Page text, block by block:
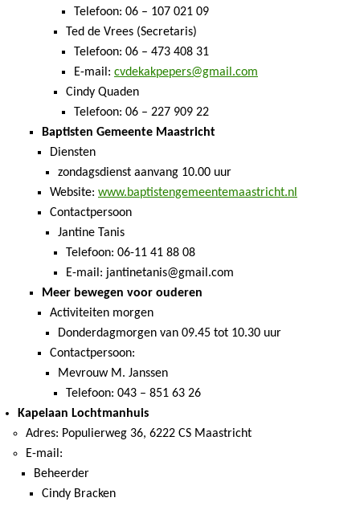
Telefoon: 06 – 107 021 09
Ted de Vrees (Secretaris)
Telefoon: 06 – 473 408 31
E-mail: cvdekakpepers@gmail.com
Cindy Quaden
Telefoon: 06 – 227 909 22
Baptisten Gemeente Maastricht
Diensten
zondagsdienst aanvang 10.00 uur
Website: www.baptistengemeentemaastricht.nl
Contactpersoon
Jantine Tanis
Telefoon: 06-11 41 88 08
E-mail: jantinetanis@gmail.com
Meer bewegen voor ouderen
Activiteiten morgen
Donderdagmorgen van 09.45 tot 10.30 uur
Contactpersoon:
Mevrouw M. Janssen
Telefoon: 043 – 851 63 26
Kapelaan Lochtmanhuis
Adres: Populierweg 36, 6222 CS Maastricht
E-mail:
Beheerder
Cindy Bracken